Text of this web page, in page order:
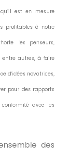
est en mesure
profitables à notre
les penseurs,
entre autres, à faire
d’idées novatrices,
pour des rapports
avec les
des